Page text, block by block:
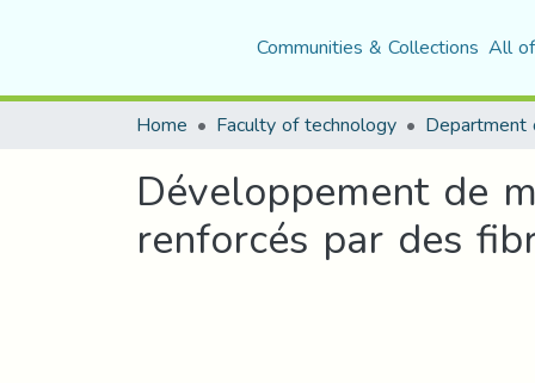
Communities & Collections All
Home Faculty of technology
Développement de
renforcés par des